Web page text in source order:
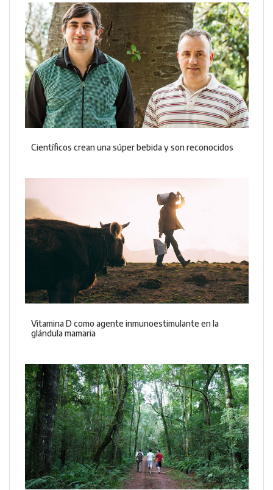
Científicos crean una súper bebida y son reconocidos
Vitamina D como agente inmunoestimulante en la
glándula mamaria